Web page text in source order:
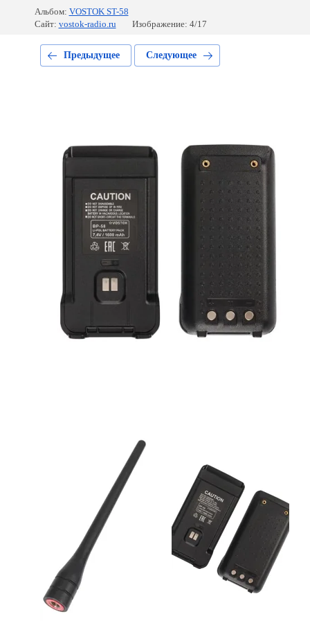
Альбом: VOSTOK ST-58
Сайт: vostok-radio.ru Изображение: 4/17
Предыдущее Следующее